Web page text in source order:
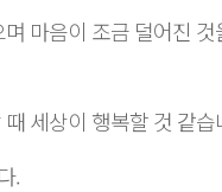
마음이 조금 덜어진
세상이 행복할 것 같
.